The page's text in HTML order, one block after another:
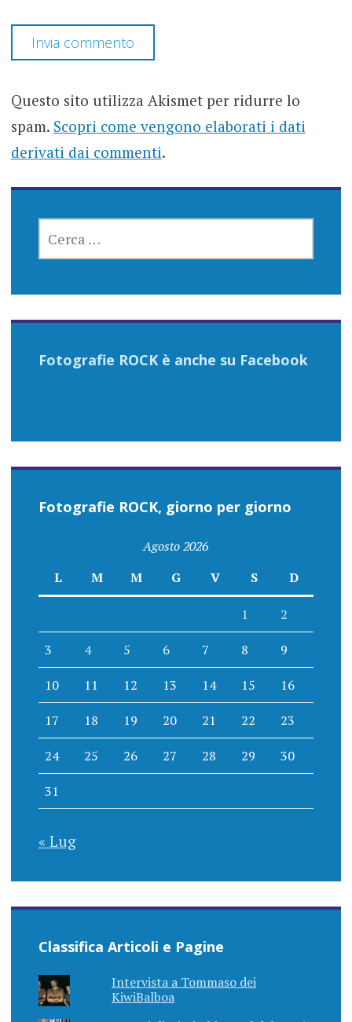
Questo sito utilizza Akismet per ridurre lo
spam. Scopri come vengono elaborati i dati
derivati dai commenti.
PER:
Fotografie ROCK è anche su Facebook
Fotografie ROCK, giorno per giorno
Agosto 2026
L
M M G V S D
1 2
3 4 5 6 7 8 9
10 11 12 13 14 15 16
17 18 19 20 21 22 23
24 25 26 27 28 29 30
31
« Lug
Classifica Articoli e Pagine
Intervista a Tommaso dei
KiwiBalboa